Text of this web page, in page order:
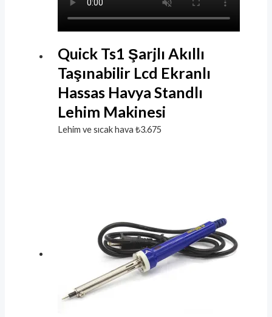
Quick Ts1 Şarjlı Akıllı
Taşınabilir Lcd Ekranlı
Hassas Havya Standlı
Lehim Makinesi
Lehim ve sıcak hava₺3.675